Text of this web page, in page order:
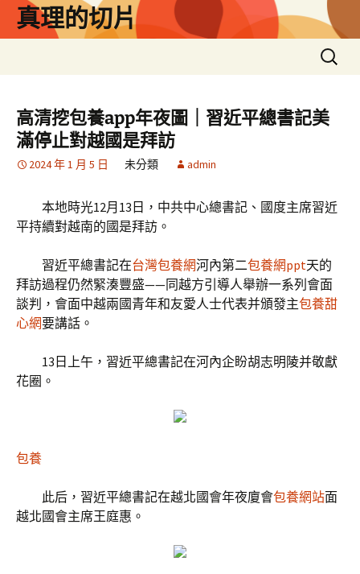
真理的切片
搜
尋
鍵
字:
高清挖包養app年夜圖｜習近平總書記美
滿停止對越國是拜訪
2024 年 1 月 5 日 未分類 admin
本地時光12月13日，中共中心總書記、國度主席習近
平持續對越南的國是拜訪。
習近平總書記在台灣包養網河內第二包養網ppt天的
拜訪過程仍然緊湊豐盛——同越方引導人舉辦一系列會面
談判，會面中越兩國青年和友愛人士代表并頒發主包養甜
心網要講話。
13日上午，習近平總書記在河內企盼胡志明陵并敬獻
花圈。
包養
此后，習近平總書記在越北國會年夜廈會包養網站面
越北國會主席王庭惠。